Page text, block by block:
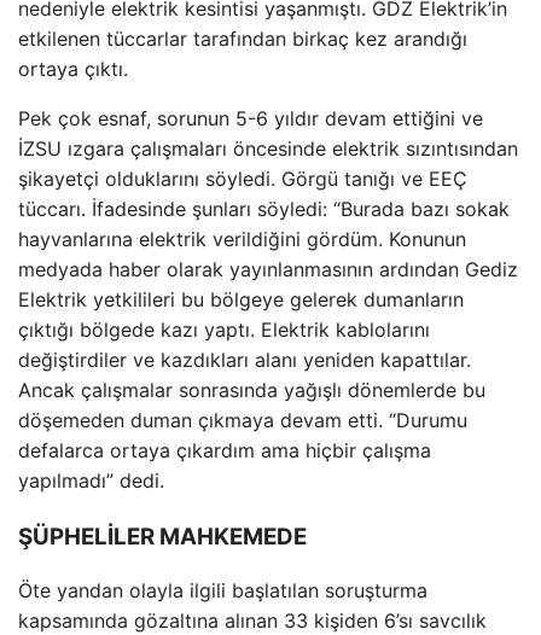
nedeniyle elektrik kesintisi yaşanmıştı. GDZ Elektrik’in
etkilenen tüccarlar tarafından birkaç kez arandığı
ortaya çıktı.
Pek çok esnaf, sorunun 5-6 yıldır devam ettiğini ve
İZSU ızgara çalışmaları öncesinde elektrik sızıntısından
şikayetçi olduklarını söyledi. Görgü tanığı ve EEÇ
tüccarı. İfadesinde şunları söyledi: “Burada bazı sokak
hayvanlarına elektrik verildiğini gördüm. Konunun
medyada haber olarak yayınlanmasının ardından Gediz
Elektrik yetkilileri bu bölgeye gelerek dumanların
çıktığı bölgede kazı yaptı. Elektrik kablolarını
değiştirdiler ve kazdıkları alanı yeniden kapattılar.
Ancak çalışmalar sonrasında yağışlı dönemlerde bu
döşemeden duman çıkmaya devam etti. “Durumu
defalarca ortaya çıkardım ama hiçbir çalışma
yapılmadı” dedi.
ŞÜPHELİLER MAHKEMEDE
Öte yandan olayla ilgili başlatılan soruşturma
kapsamında gözaltına alınan 33 kişiden 6’sı savcılık